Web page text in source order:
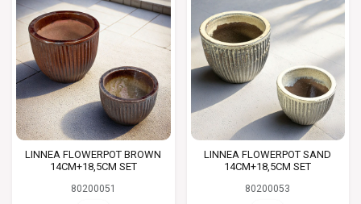
LINNEA FLOWERPOT BROWN
14CM+18,5CM SET
80200051
LINNEA FLOWERPOT SAND
14CM+18,5CM SET
80200053